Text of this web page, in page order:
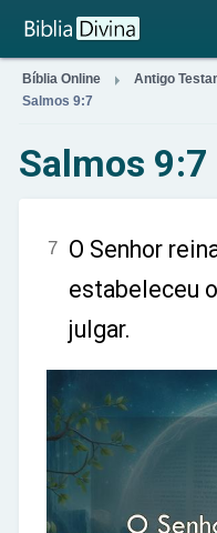
Bíblia Online  Antigo
Salmos 9:7
Salmos 9:7
7 O Senhor
estabeleceu
julgar.